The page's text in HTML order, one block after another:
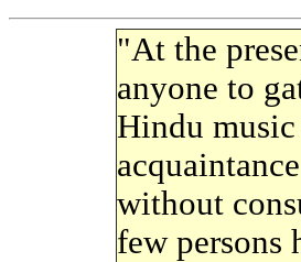
"At the
anyone to
Hindu
without
few persons